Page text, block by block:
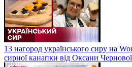
13 нагород українського сиру на
сирної канапки від Оксани Чернової